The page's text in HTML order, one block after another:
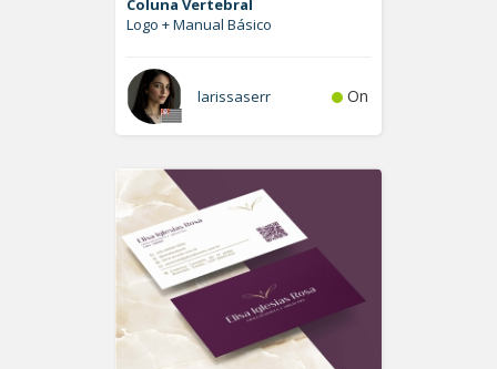
Coluna Vertebral
Logo + Manual Básico
larissaserr On